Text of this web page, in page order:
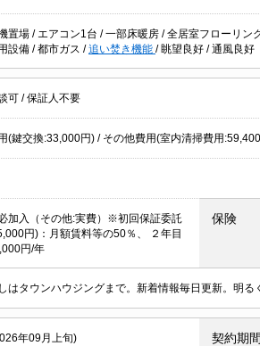
置場 / エアコン1台 /一部床暖房 /全居室フローリン
設備 /都市ガス /追い焚き機能 / 眺望良好 /通風良好
可 /保証人不要
(鍵交換:33,000円) / その他費用(室内清掃費用
加入（その他:実費）※初回保証委託
円)：月額賃料等の50％、 ２年目
円/年
保険
はタウンハウジングまで。新着情報毎日更新。明
年09月上旬) 契約期間